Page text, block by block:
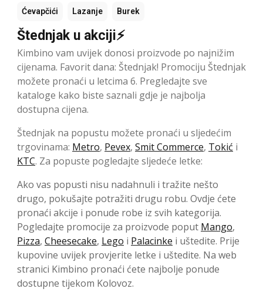
Ćevapčići Lazanje Burek
Štednjak u akciji⚡
Kimbino vam uvijek donosi proizvode po najnižim
cijenama. Favorit dana: Štednjak! Promociju Štednjak
možete pronaći u letcima 6. Pregledajte sve
kataloge kako biste saznali gdje je najbolja
dostupna cijena.
Štednjak na popustu možete pronaći u sljedećim
trgovinama: Metro, Pevex, Smit Commerce, Tokić i
KTC. Za popuste pogledajte sljedeće letke:
Ako vas popusti nisu nadahnuli i tražite nešto
drugo, pokušajte potražiti drugu robu. Ovdje ćete
pronaći akcije i ponude robe iz svih kategorija.
Pogledajte promocije za proizvode poput Mango,
Pizza, Cheesecake, Lego i Palacinke i uštedite. Prije
kupovine uvijek provjerite letke i uštedite. Na web
stranici Kimbino pronaći ćete najbolje ponude
dostupne tijekom Kolovoz.